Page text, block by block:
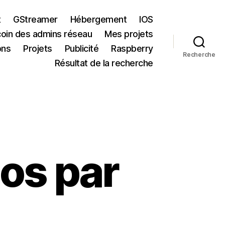
GStreamer Hébergement
IOS
des admins réseau
Mes projets
Projets Publicité
Raspberry
Résultat de la recherche
Recherche
par